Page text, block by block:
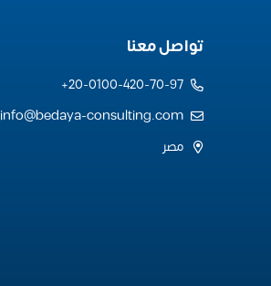
تواصل معنا
20-0100-420-70-97+
info@bedaya-consulting.com
مصر